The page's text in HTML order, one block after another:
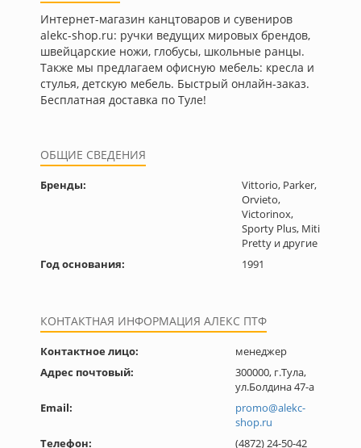
Интернет-магазин канцтоваров и сувениров
alekc-shop.ru: ручки ведущих мировых брендов,
швейцарские ножи, глобусы, школьные ранцы.
Также мы предлагаем офисную мебель: кресла и
стулья, детскую мебель. Быстрый онлайн-заказ.
Бесплатная доставка по Туле!
ОБЩИЕ СВЕДЕНИЯ
Бренды:
Vittorio, Parker,
Orvieto,
Victorinox,
Sporty Plus, Miti
Pretty и другие
Год основания:
1991
КОНТАКТНАЯ ИНФОРМАЦИЯ АЛЕКС ПТФ
Контактное лицо:
менеджер
Адрес почтовый:
300000, г.Тула,
ул.Болдина 47-а
Email:
promo@alekc-
shop.ru
Телефон:
(4872) 24-50-42